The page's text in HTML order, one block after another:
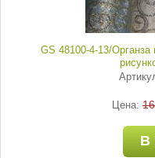
GS 48100-4-13/
Цена:
В